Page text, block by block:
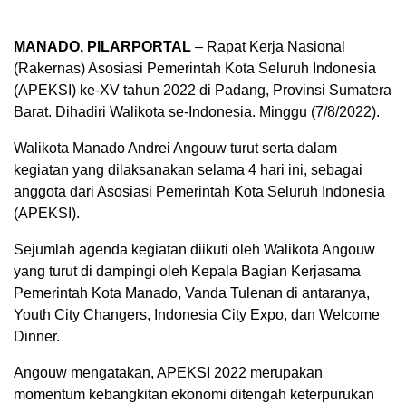
MANADO, PILARPORTAL – Rapat Kerja Nasional
(Rakernas) Asosiasi Pemerintah Kota Seluruh Indonesia
(APEKSI) ke-XV tahun 2022 di Padang, Provinsi Sumatera
Barat. Dihadiri Walikota se-Indonesia. Minggu (7/8/2022).
Walikota Manado Andrei Angouw turut serta dalam
kegiatan yang dilaksanakan selama 4 hari ini, sebagai
anggota dari Asosiasi Pemerintah Kota Seluruh Indonesia
(APEKSI).
Sejumlah agenda kegiatan diikuti oleh Walikota Angouw
yang turut di dampingi oleh Kepala Bagian Kerjasama
Pemerintah Kota Manado, Vanda Tulenan di antaranya,
Youth City Changers, Indonesia City Expo, dan Welcome
Dinner.
Angouw mengatakan, APEKSI 2022 merupakan
momentum kebangkitan ekonomi ditengah keterpurukan